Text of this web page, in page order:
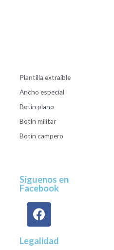
Plantilla extraible
Ancho especial
Botín plano
Botín militar
Botín campero
Síguenos en
Facebook
Legalidad